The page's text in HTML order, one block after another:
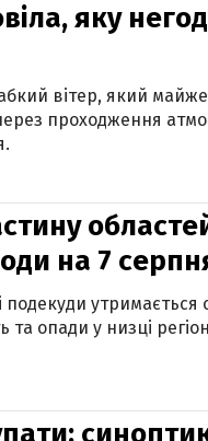
яку
вітер, який
проходження
на 7
опади у низці